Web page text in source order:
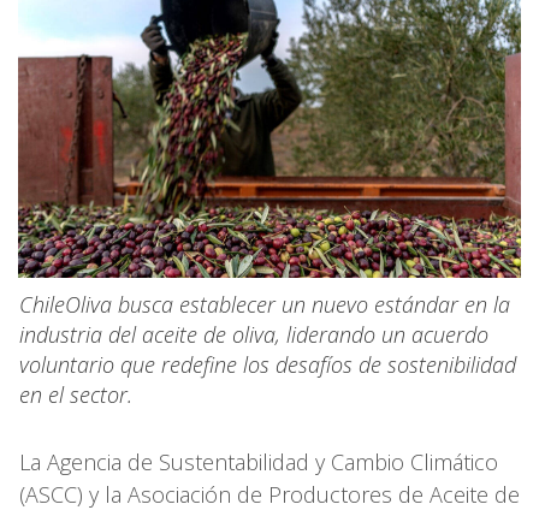
ChileOliva busca establecer un nuevo estándar en la
industria del aceite de oliva, liderando un acuerdo
voluntario que redefine los desafíos de sostenibilidad
en el sector.
La Agencia de Sustentabilidad y Cambio Climático
(ASCC) y la Asociación de Productores de Aceite de